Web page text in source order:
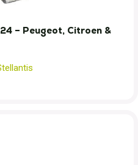
– Peugeot, Citroen &